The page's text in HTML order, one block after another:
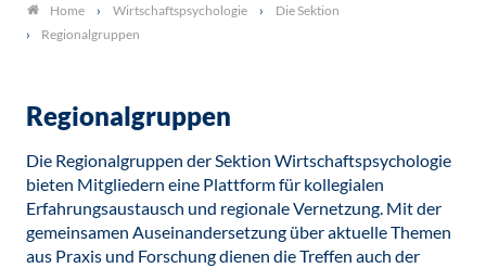
Home Wirtschaftspsychologie
Die Sektion
Regionalgruppen
Regionalgruppen
Die Regionalgruppen der Sektion Wirtschaftspsychologie
bieten Mitgliedern eine Plattform für kollegialen
Erfahrungsaustausch und regionale Vernetzung. Mit der
gemeinsamen Auseinandersetzung über aktuelle Themen
aus Praxis und Forschung dienen die Treffen auch der